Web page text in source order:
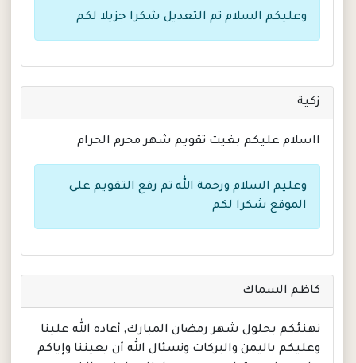
وعليكم السلام تم التعديل شكرا جزيلا لكم
زكية
ااسلام عليكم بغيت تقويم شهر محرم الحرام
وعليم السلام ورحمة الله تم رفع التقويم على
الموقع شكرا لكم
كاظم السماك
نهنئكم بحلول شهر رمضان المبارك, أعاده الله علينا
وعليكم باليمن والبركات ونسئال الله أن يعيننا وإياكم